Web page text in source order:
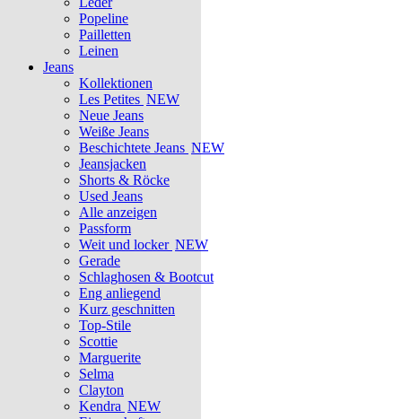
Popeline
Pailletten
Leinen
Jeans
Kollektionen
Les Petites NEW
Neue Jeans
Weiße Jeans
Beschichtete Jeans NEW
Jeansjacken
Shorts & Röcke
Used Jeans
Alle anzeigen
Passform
Weit und locker NEW
Gerade
Schlaghosen & Bootcut
Eng anliegend
Kurz geschnitten
Top-Stile
Scottie
Marguerite
Selma
Clayton
Kendra NEW